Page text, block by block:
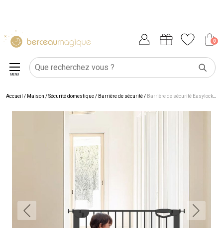
0
MENU
Accueil / Maison /Sécurité domestique/ Barrière de sécurité/ Barrière de sécurité Easylock Flatstep Noire (111 à 118 cm)